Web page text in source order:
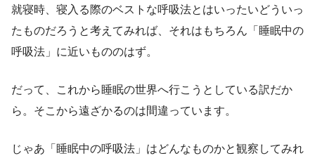
就寝時、寝入る際のベストな呼吸法とはいったいどういっ
たものだろうと考えてみれば、それはもちろん「睡眠中の
呼吸法」に近いもののはず。
だって、これから睡眠の世界へ行こうとしている訳だか
ら。そこから遠ざかるのは間違っています。
じゃあ「睡眠中の呼吸法」はどんなものかと観察してみれ